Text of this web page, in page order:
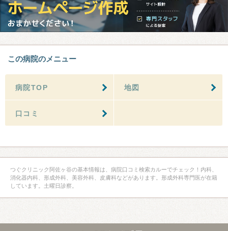
この病院のメニュー
病院TOP 地図
口コミ
つぐクリニック阿佐ヶ谷の基本情報は、病院口コミ検索カルーでチェック！内科、
消化器内科、形成外科、美容外科、皮膚科などがあります。形成外科専門医が在籍
しています。土曜日診察。